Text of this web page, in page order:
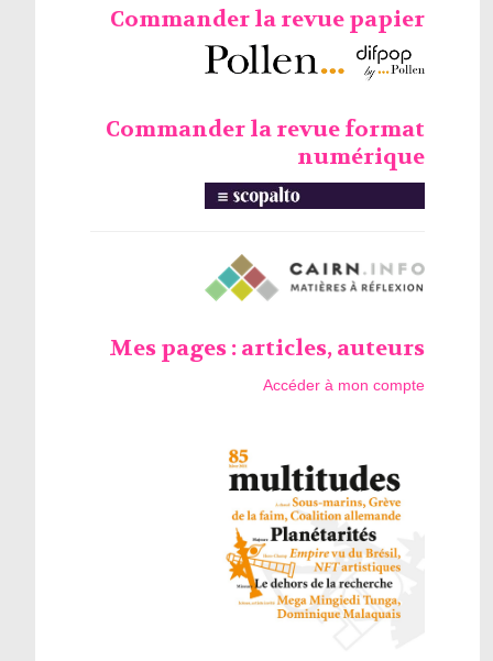
Commander la revue papier
Commander la revue format
numérique
Mes pages : articles, auteurs
Accéder à mon compte